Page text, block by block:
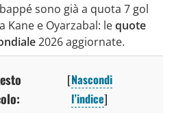
sono già a quota 7 gol
Kane e Oyarzabal: lequote
2026 aggiornate.
[Nascondi
l’indice]